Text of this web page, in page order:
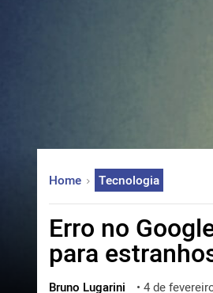
한국어
العربية
ไทย
ქართული
Home Tecnologia
Erro no
para
Bruno Lugarini • 4 de